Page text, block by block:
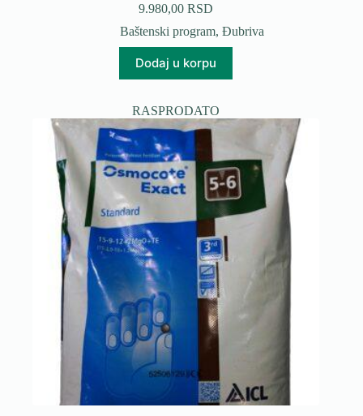
9.980,00RSD
Baštenski program,Đubriva
Dodaj u korpu
RASPRODATO